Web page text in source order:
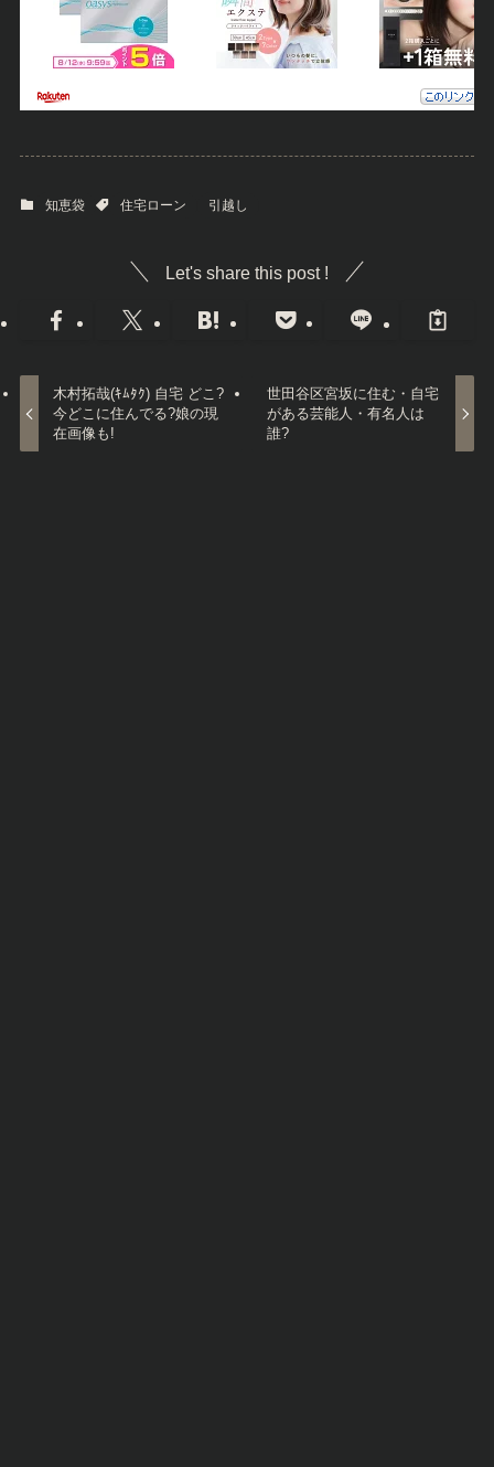
知恵袋 住宅ローン 引越し
Let's share this post !
木村拓哉(ｷﾑﾀｸ) 自宅 どこ?
今どこに住んでる?娘の現
在画像も!
世田谷区宮坂に住む・自宅
がある芸能人・有名人は
誰?